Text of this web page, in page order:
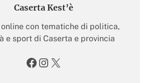
Caserta Kest’è
con tematiche di politica,
e sport di Caserta e provincia
Facebook Instagram X